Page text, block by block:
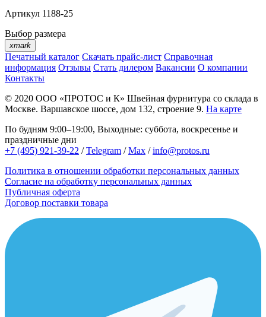
Артикул 1188-25
Выбор размера
xmark
Печатный каталог Скачать прайс-лист Справочная
информация Отзывы Стать дилером Вакансии О компании
Контакты
© 2020 ООО «ПРОТОС и К» Швейная фурнитура со склада в
Москве. Варшавское шоссе, дом 132, строение 9. На карте
По будням 9:00–19:00, Выходные: суббота, воскресенье и
праздничные дни
+7 (495) 921-39-22 /Telegram /Max /info@protos.ru
Политика в отношении обработки персональных данных
Согласие на обработку персональных данных
Публичная оферта
Договор поставки товара